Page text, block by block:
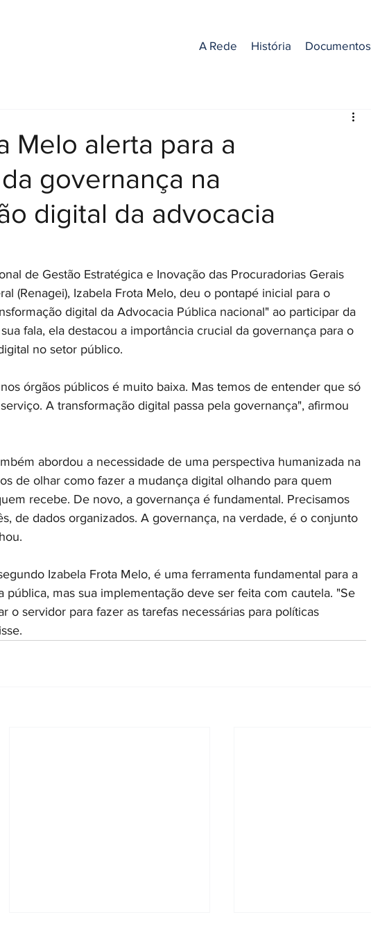
A Rede História Documentos
Melo alerta para a
governança na
digital da advocacia
de Gestão Estratégica e Inovação das Procuradorias Gerais
(Renagei), Izabela Frota Melo, deu o pontapé inicial para o
digital da Advocacia Pública nacional" ao participar da
fala, ela destacou a importância crucial da governança para o
no setor público.
órgãos públicos é muito baixa. Mas temos de entender que só
A transformação digital passa pela governança", afirmou
abordou a necessidade de uma perspectiva humanizada na
de olhar como fazer a mudança digital olhando para quem
recebe. De novo, a governança é fundamental. Precisamos
de dados organizados. A governança, na verdade, é o conjunto
Izabela Frota Melo, é uma ferramenta fundamental para a
pública, mas sua implementação deve ser feita com cautela. "Se
o servidor para fazer as tarefas necessárias para políticas